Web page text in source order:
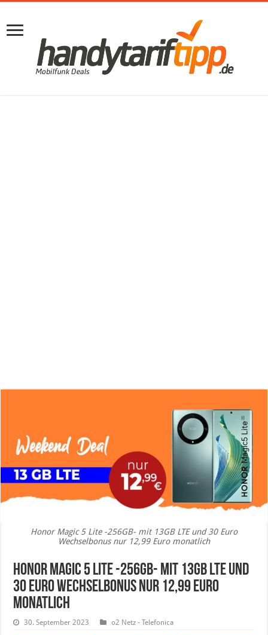
Honor Magic 5 Lite -256GB- mit 13GB LTE und 30 Euro
Wechselbonus nur 12,99 Euro monatlich
Honor Magic 5 Lite -256GB- mit 13GB LTE und
30 Euro Wechselbonus nur 12,99 Euro
monatlich
30. September 2023 o2 Netz - Telefonica